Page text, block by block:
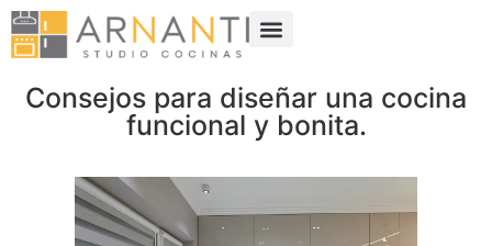
Consejos para diseñar una cocina
funcional y bonita.